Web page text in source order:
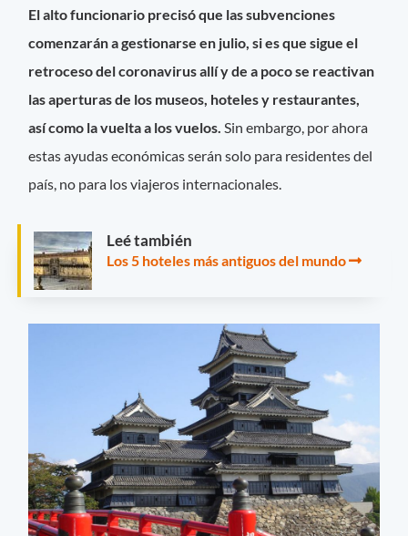
El alto funcionario precisó que las subvenciones
comenzarán a gestionarse en julio, si es que sigue el
retroceso del coronavirus allí y de a poco se reactivan
las aperturas de los museos, hoteles y restaurantes,
así como la vuelta a los vuelos. Sin embargo, por ahora
estas ayudas económicas serán solo para residentes del
país, no para los viajeros internacionales.
Leé también
Los 5 hoteles más antiguos del mundo